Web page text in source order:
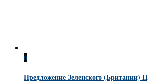
0
Предложение Зеленского (Британии)